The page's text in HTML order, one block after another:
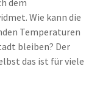
Wie kann die
Temperaturen
bleiben? Der
das ist für viele